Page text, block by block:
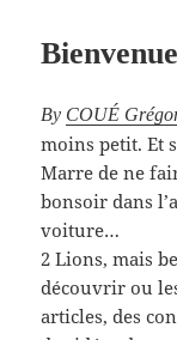
By COUÉ
moins petit. Et
Marre de ne
bonsoir dans
voiture…
2 Lions, mais
découvrir ou
articles, des